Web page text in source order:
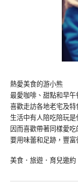
熱愛美食的游小熊
最愛咖啡、甜點和早午
喜歡走訪各地老宅及特
生活中有人陪吃陪玩
因而喜歡帶著同樣愛
要用味蕾和足跡，豐富
美食．旅遊．育兒邀約